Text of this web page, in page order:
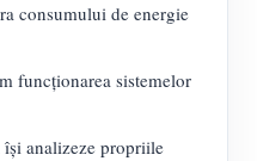
consumului de energie
funcționarea sistemelor
analizeze propriile